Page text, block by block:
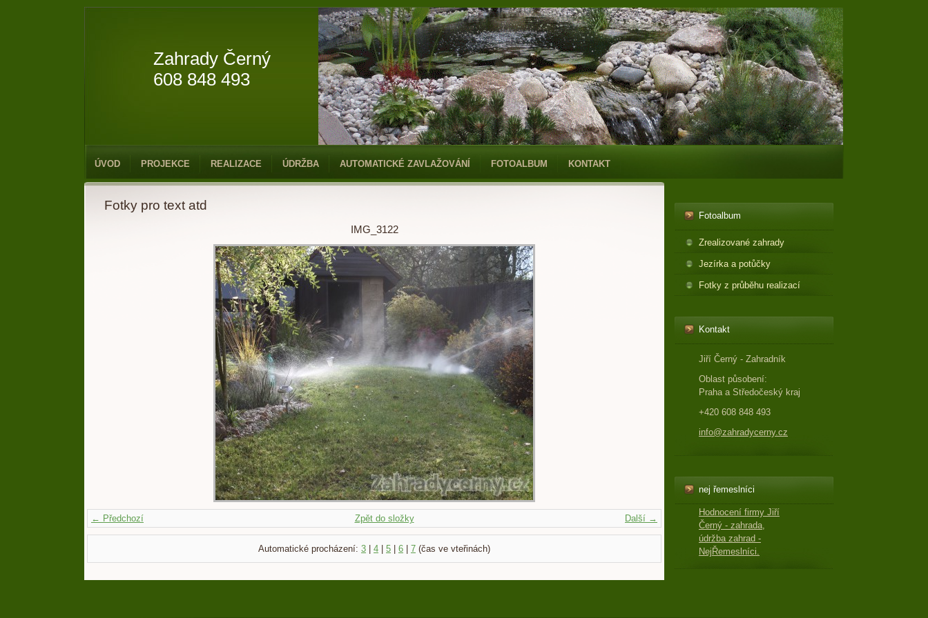
Zahrady Černý
608 848 493
ÚVOD PROJEKCE REALIZACE ÚDRŽBA AUTOMATICKÉ ZAVLAŽOVÁNÍ FOTOALBUM KONTAKT
Fotoalbum
Zrealizované zahrady
Jezírka a potůčky
Fotky z průběhu realizací
Kontakt
Jiří Černý - Zahradník
Oblast působení:
Praha a Středočeský kraj
+420 608 848 493
info@zahradycerny.cz
nej řemeslníci
Hodnocení firmy Jiří
Černý - zahrada,
údržba zahrad -
NejŘemeslníci.
Fotky pro text atd
IMG_3122
← Předchozí Další →
Zpět do složky
Automatické procházení: 3 4 5 6 7 (čas ve vteřinách)